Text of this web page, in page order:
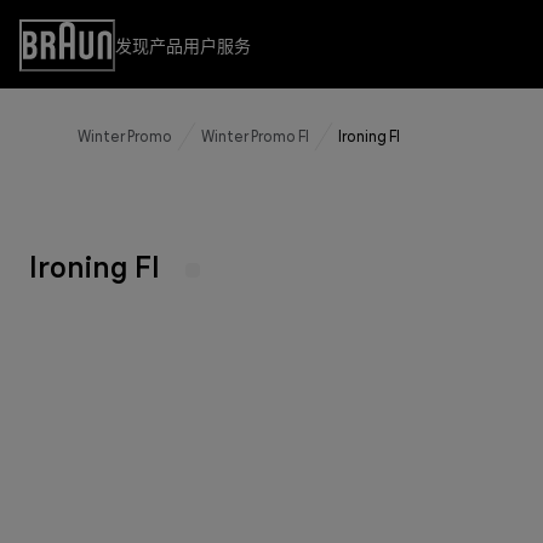
Skip
Content
Accessibility
Statement
发现产品
蒸汽熨斗系列
用户服务
Winter Promo Winter Promo FI Ironing FI
Ironing FI